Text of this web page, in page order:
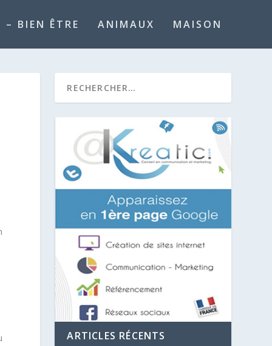
– BIEN ÊTRE ANIMAUX MAISON
ARTICLES RÉCENTS